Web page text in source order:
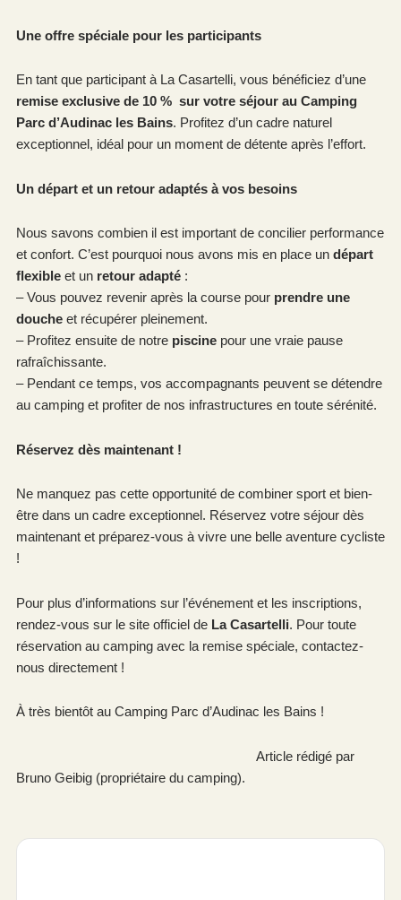
Une offre spéciale pour les participants
En tant que participant à La Casartelli, vous bénéficiez d’une
remise exclusive de 10 % sur votre séjour au Camping
Parc d’Audinac les Bains. Profitez d’un cadre naturel
exceptionnel, idéal pour un moment de détente après l’effort.
Un départ et un retour adaptés à vos besoins
Nous savons combien il est important de concilier performance
et confort. C’est pourquoi nous avons mis en place un départ
flexibleet un retour adapté:
– Vous pouvez revenir après la course pour prendre une
doucheet récupérer pleinement.
– Profitez ensuite de notre piscinepour une vraie pause
rafraîchissante.
– Pendant ce temps, vos accompagnants peuvent se détendre
au camping et profiter de nos infrastructures en toute sérénité.
Réservez dès maintenant !
Ne manquez pas cette opportunité de combiner sport et bien-
être dans un cadre exceptionnel. Réservez votre séjour dès
maintenant et préparez-vous à vivre une belle aventure cycliste
!
Pour plus d’informations sur l’événement et les inscriptions,
rendez-vous sur le site officiel de La Casartelli. Pour toute
réservation au camping avec la remise spéciale, contactez-
nous directement !
À très bientôt au Camping Parc d’Audinac les Bains !
Article rédigé par
Bruno Geibig (propriétaire du camping).